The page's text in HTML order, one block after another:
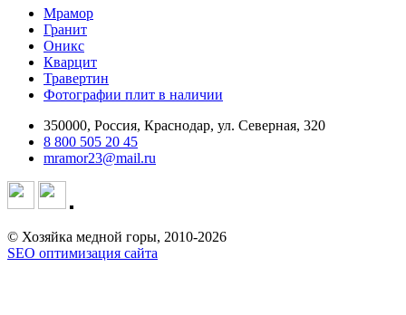
Мрамор
Гранит
Оникс
Кварцит
Травертин
Фотографии плит в наличии
350000, Россия, Краснодар, ул. Северная, 320
8 800 505 20 45
mramor23@mail.ru
© Хозяйка медной горы, 2010-2026
SEO оптимизация сайта